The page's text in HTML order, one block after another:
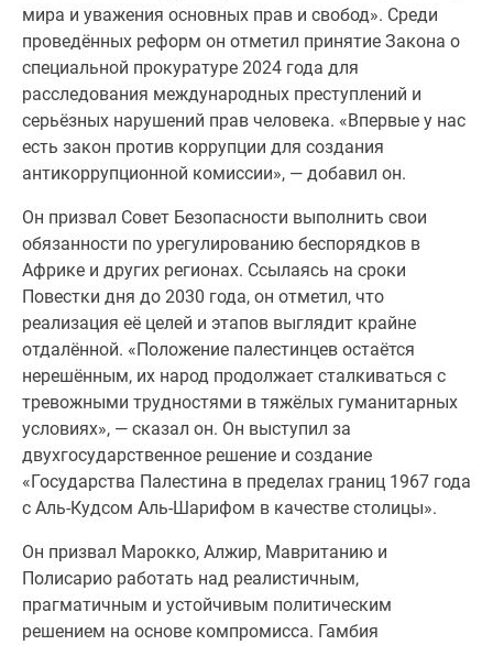
мира и уважения основных прав и свобод». Среди
проведённых реформ он отметил принятие Закона о
специальной прокуратуре 2024 года для
расследования международных преступлений и
серьёзных нарушений прав человека. «Впервые у нас
есть закон против коррупции для создания
антикоррупционной комиссии», — добавил он.
Он призвал Совет Безопасности выполнить свои
обязанности по урегулированию беспорядков в
Африке и других регионах. Ссылаясь на сроки
Повестки дня до 2030 года, он отметил, что
реализация её целей и этапов выглядит крайне
отдалённой. «Положение палестинцев остаётся
нерешённым, их народ продолжает сталкиваться с
тревожными трудностями в тяжёлых гуманитарных
условиях», — сказал он. Он выступил за
двухгосударственное решение и создание
«Государства Палестина в пределах границ 1967 года
с Аль-Кудсом Аль-Шарифом в качестве столицы».
Он призвал Марокко, Алжир, Мавританию и
Полисарио работать над реалистичным,
прагматичным и устойчивым политическим
решением на основе компромисса. Гамбия